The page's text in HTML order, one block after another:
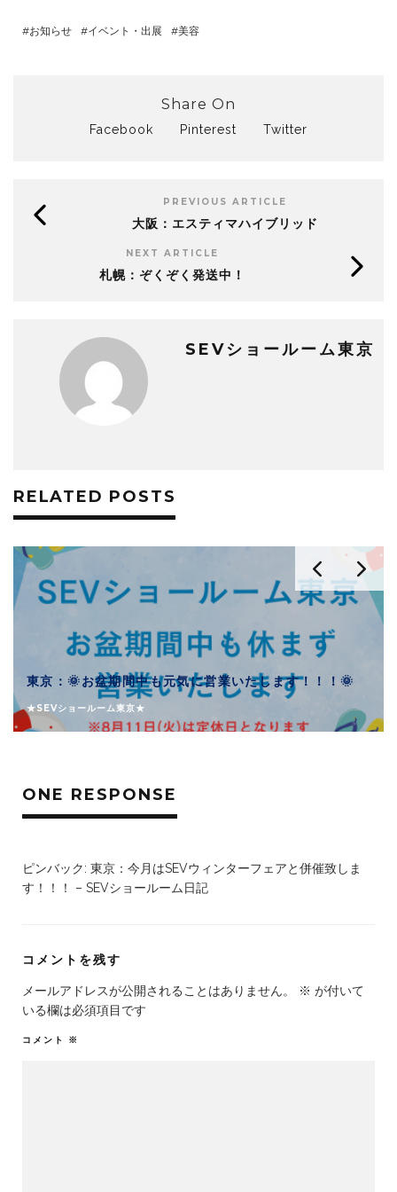
お知らせ イベント・出展 美容
Share On
Facebook Pinterest Twitter
PREVIOUS ARTICLE
大阪：エスティマハイブリッド
NEXT ARTICLE
札幌：ぞくぞく発送中！
SEVショールーム東京
RELATED POSTS
東京：🌞お盆期間中も元気に営業いたします！！！🌞
★SEVショールーム東京★
ONE RESPONSE
ピンバック: 東京：今月はSEVウィンターフェアと併催致しま
す！！！ – SEVショールーム日記
コメントを残す
メールアドレスが公開されることはありません。 ※ が付いて
いる欄は必須項目です
コメント ※